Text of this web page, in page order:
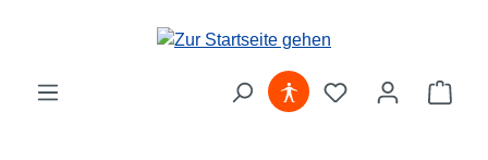
Zum Hauptinhalt springen